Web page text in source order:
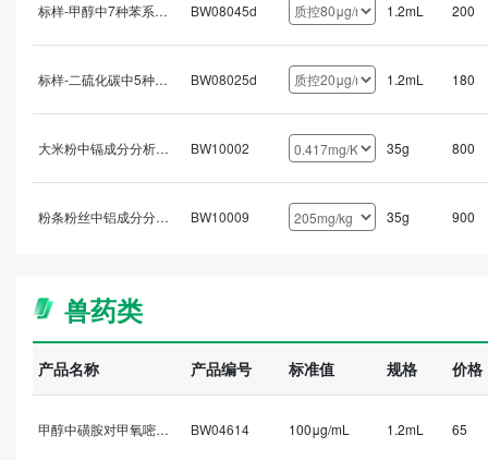
标样-甲醇中7种苯系物（质控）(苯、甲苯、对-二甲苯、间-二甲苯、邻-二甲苯、苯乙烯和氯苯) BW08045d 1.2mL 200
标样-二硫化碳中5种苯系物溶液(苯 甲苯 二甲苯（对-二甲苯 间-二甲苯 邻-二甲苯）) BW08025d 1.2mL 180
大米粉中镉成分分析质控样品 BW10002 35g 800
粉条粉丝中铝成分分析质控样品 BW10009 35g 900
兽药类
产品名称 产品编号 标准值 规格 价格
甲醇中磺胺对甲氧嘧啶溶液标准物质 BW04614 100μg/mL 1.2mL 65